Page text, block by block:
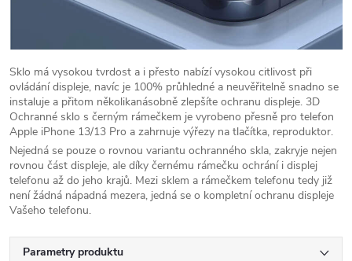
Sklo má vysokou tvrdost a i přesto nabízí vysokou citlivost při
ovládání displeje, navíc je 100% průhledné a neuvěřitelně snadno se
instaluje a přitom několikanásobně zlepšíte ochranu displeje. 3D
Ochranné sklo s černým rámečkem je vyrobeno přesně pro telefon
Apple iPhone 13/13 Pro a zahrnuje výřezy na tlačítka, reproduktor.
Nejedná se pouze o rovnou variantu ochranného skla, zakryje nejen
rovnou část displeje, ale díky černému rámečku ochrání i displej
telefonu až do jeho krajů. Mezi sklem a rámečkem telefonu tedy již
není žádná nápadná mezera, jedná se o kompletní ochranu displeje
Vašeho telefonu.
Parametry produktu